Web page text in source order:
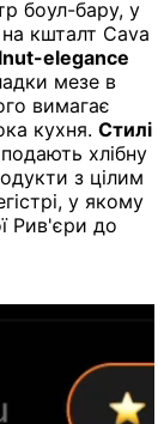
боул-бару, у
кшталт Cava
elegance
мезе в
вимагає
кухня. Стилі
подають хлібну
з цілим
у якому
Рив'єри до